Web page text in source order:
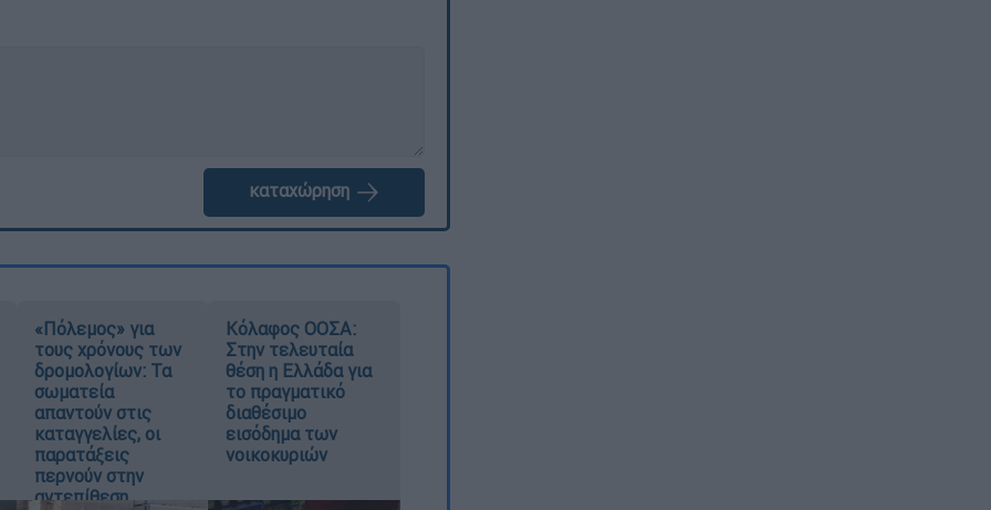
καταχώρηση
«Πόλεμος» για
τους χρόνους των
δρομολογίων: Τα
σωματεία
απαντούν στις
καταγγελίες, οι
παρατάξεις
περνούν στην
αντεπίθεση
Κόλαφος ΟΟΣΑ:
Στην τελευταία
θέση η Ελλάδα για
το πραγματικό
διαθέσιμο
εισόδημα των
νοικοκυριών